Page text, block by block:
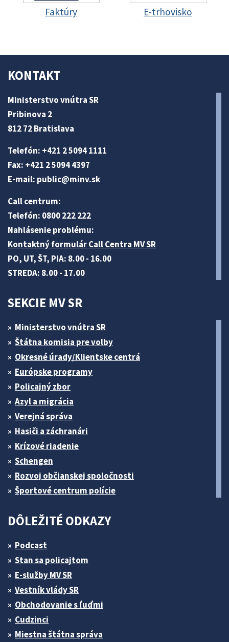
Faktúry E-trhovisko
KONTAKT
Ministerstvo vnútra SR
Pribinova 2
812 72 Bratislava
Telefón: +421 2 5094 1111
Fax: +421 2 5094 4397
E-mail: public@minv.sk
Call centrum:
Telefón: 0800 222 222
Nahlásenie problému:
Kontaktný formulár Call Centra MV SR
PO, UT, ŠT, PIA: 8.00 - 16.00
STREDA: 8.00 - 17.00
SEKCIE MV SR
Ministerstvo vnútra SR
Štátna komisia pre volby
Okresné úrady/Klientske centrá
Európske programy
Policajný zbor
Azyl a migrácia
Verejná správa
Hasiči a záchranári
Krízové riadenie
Schengen
Rozvoj občianskej spoločnosti
Športové centrum polície
DÔLEŽITÉ ODKAZY
Podcast
Stan sa policajtom
E-služby MV SR
Vestník vlády SR
Obchodovanie s ľuďmi
Cudzinci
Miestna štátna správa